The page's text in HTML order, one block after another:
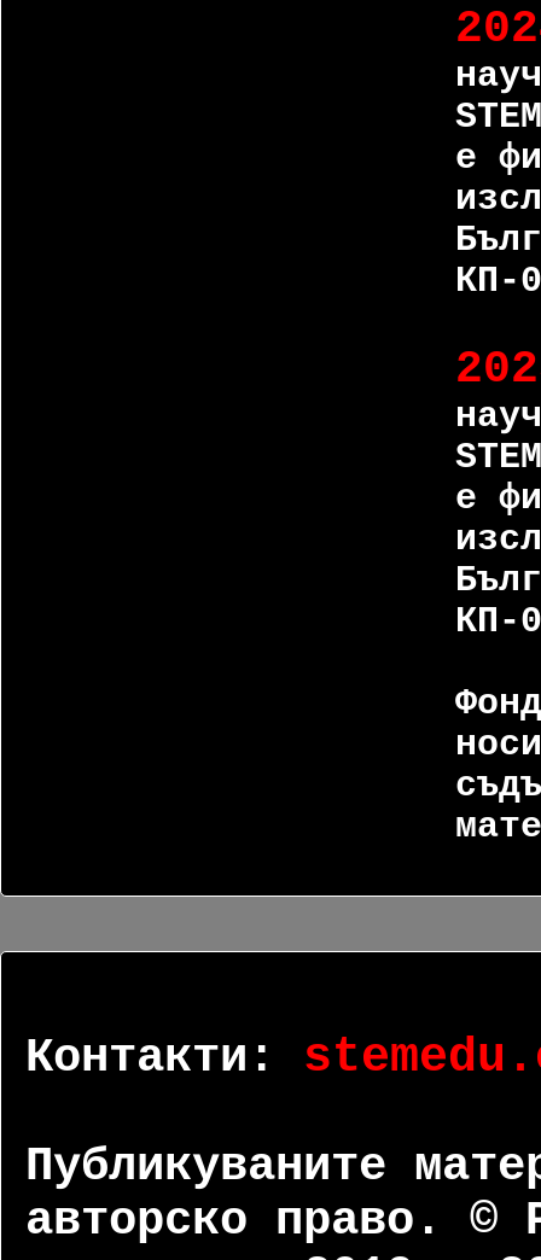
е
КП-
е
КП-
Контакти:
Публикуваните
авторско право. ©